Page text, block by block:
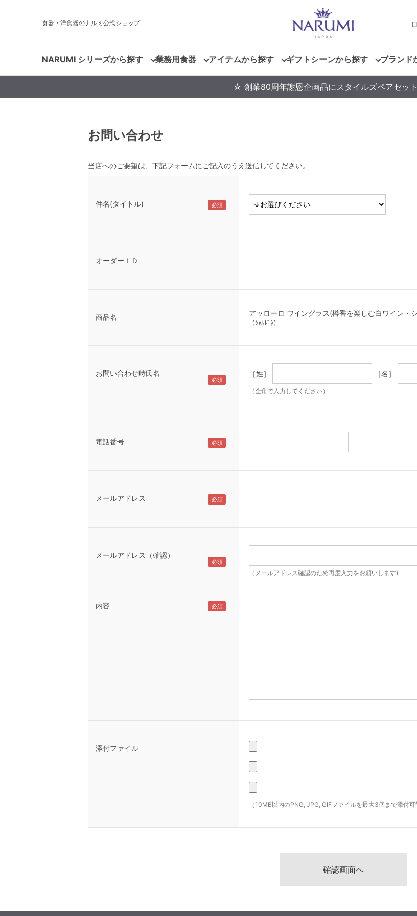
食器・洋食器のナルミ公式ショップ
NARUMI シリーズから探す 業務用食器 アイテムから探す ギフトシーンから探す ブランド
☆ 創業80周年謝恩企画品にスタイルズペアセッ
お問い合わせ
当店へのご要望は、下記フォームにご記入のうえ送信してください。
件名(タイトル)
オーダーＩＤ
商品名 アッローロ ワイングラス(樽香を楽しむ白ワイン
（ｼｬﾙﾄﾞﾈ）
お問い合わせ時氏名 ［姓］ ［名］
（全角で入力してください）
電話番号
メールアドレス
メールアドレス（確認）
（メールアドレス確認のため再度入力をお願いします)
内容
添付ファイル
（10MB以内のPNG, JPG, GIFファイルを最大3個まで添付可